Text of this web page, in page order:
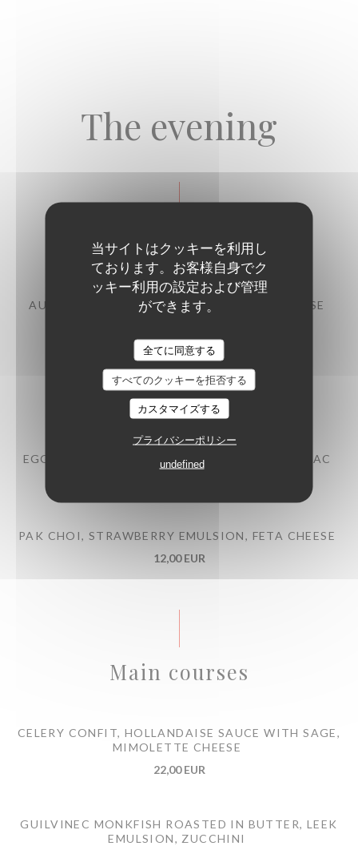
当サイトはクッキーを利用し
ております。お客様自身でク
ッキー利用の設定および管理
ができます。
全てに同意する
すべてのクッキーを拒否する
カスタマイズする
プライバシーポリシー
undefined
The evening
Starters
AUBERGINE, CHERMOULA, CHANKLICH CHEESE
BEEF TARTARE WITH MITMITA SPICES
13,00 EUR
EGG MAYONNAISE, POULTRY JUS WITH COGNAC
PAK CHOI, STRAWBERRY EMULSION, FETA CHEESE
12,00 EUR
Main courses
CELERY CONFIT, HOLLANDAISE SAUCE WITH SAGE,
MIMOLETTE CHEESE
22,00 EUR
GUILVINEC MONKFISH ROASTED IN BUTTER, LEEK
EMULSION, ZUCCHINI